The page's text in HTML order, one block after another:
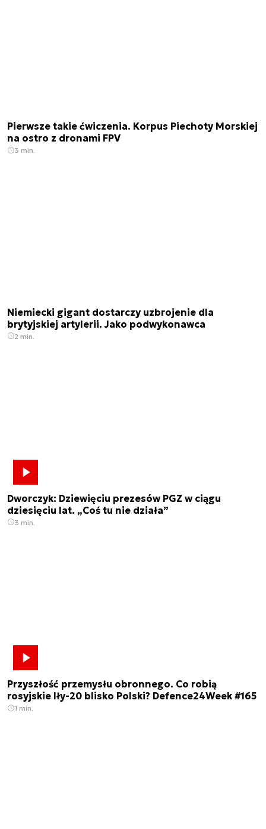
Pierwsze takie ćwiczenia. Korpus Piechoty Morskiej
na ostro z dronami FPV
3 min.
Niemiecki gigant dostarczy uzbrojenie dla
brytyjskiej artylerii. Jako podwykonawca
2 min.
Dworczyk: Dziewięciu prezesów PGZ w ciągu
dziesięciu lat. „Coś tu nie działa”
3 min.
Przyszłość przemysłu obronnego. Co robią
rosyjskie Iły-20 blisko Polski? Defence24Week #165
1 min.